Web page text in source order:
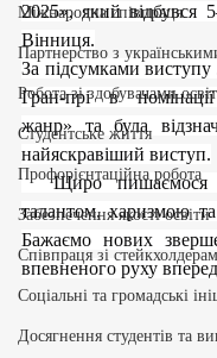
Міжнародна співпраця
Партнерство з
Робота зі здобувачами
Студентське життя
Профорієнтаційна робота
Забезпечення якості освіти
Співпраця зі
Соціальні та громадські
Досягнення студентів та
2025», який відбувся
Вінниця.
За підсумками
Гран-прі в
жанр» та була
найяскравіший виступ.
  Щиро пишаємося її досягненням,
талантом, харизмою
Бажаємо нових
впевненого руху